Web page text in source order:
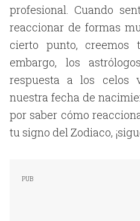
profesional. Cuando
reaccionar de formas
cierto punto, creemos
embargo, los
respuesta a los celos
nuestra fecha de
por saber cómo
tu signo del Zodiaco,